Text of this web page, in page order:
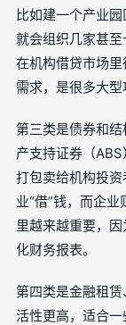
比如建一个产业园
就会组织几家甚
在机构借贷市场
需求，是很多大型
第三类是债券和
产支持证券（
打包卖给机构投
业“借”钱，而企
里越来越重要，
化财务报表。
第四类是金融租
活性更高，适合